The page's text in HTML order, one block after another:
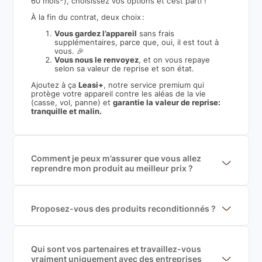
À la fin du contrat, deux choix :
Vous gardez l’appareil sans frais
supplémentaires, parce que, oui, il est tout à
vous. 🎉
Vous nous le renvoyez, et on vous repaye
selon sa valeur de reprise et son état.
Ajoutez à çaLeasi+, notre service premium qui
protège votre appareil contre les aléas de la vie
(casse, vol, panne) etgarantie la valeur de reprise:
tranquille et malin.
Comment je peux m’assurer que vous allez
reprendre mon produit au meilleur prix ?
garantir le meilleur prix de rachat. De plus, nous
sommes rémunéré à la commission sur la valeur de
Proposez-vous des produits reconditionnés ?
produits officiels de grandes marques et du
reconditionné de haute qualité
Qui sont vos partenaires et travaillez-vous
vraiment uniquement avec des entreprises